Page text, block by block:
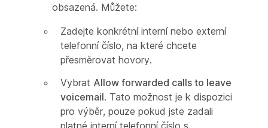
obsazená. Můžete:
Zadejte konkrétní interní nebo externí
telefonní číslo, na které chcete
přesměrovat hovory.
Vybrat Allow forwarded calls to leave
voicemail. Tato možnost je k dispozici
pro výběr, pouze pokud jste zadali
platné interní telefonní číslo s